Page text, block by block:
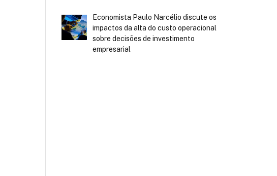
Economista Paulo Narcélio discute os
impactos da alta do custo operacional
sobre decisões de investimento
empresarial